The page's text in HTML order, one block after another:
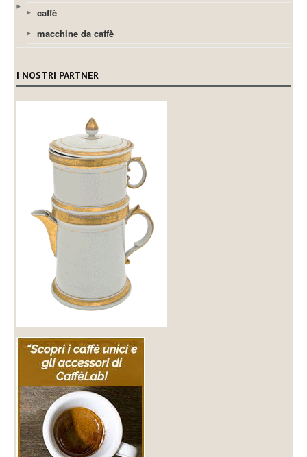
caffè
macchine da caffè
I NOSTRI PARTNER